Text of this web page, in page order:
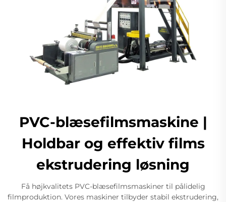
PVC-blæsefilmsmaskine |
Holdbar og effektiv films
ekstrudering løsning
Få højkvalitets PVC-blæsefilmsmaskiner til pålidelig
filmproduktion. Vores maskiner tilbyder stabil ekstrudering,